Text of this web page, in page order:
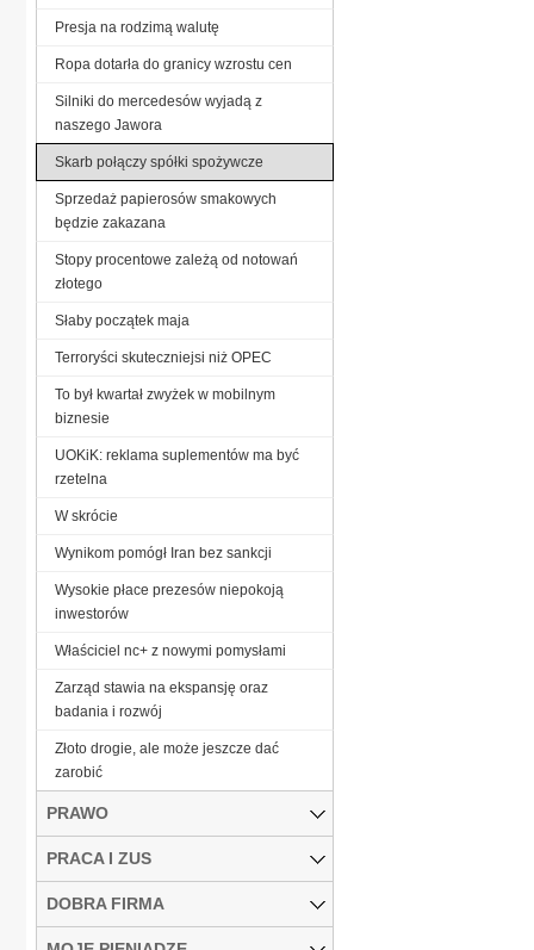
Presja na rodzimą walutę
Ropa dotarła do granicy wzrostu cen
Silniki do mercedesów wyjadą z
naszego Jawora
Skarb połączy spółki spożywcze
Sprzedaż papierosów smakowych
będzie zakazana
Stopy procentowe zależą od notowań
złotego
Słaby początek maja
Terroryści skuteczniejsi niż OPEC
To był kwartał zwyżek w mobilnym
biznesie
UOKiK: reklama suplementów ma być
rzetelna
W skrócie
Wynikom pomógł Iran bez sankcji
Wysokie płace prezesów niepokoją
inwestorów
Właściciel nc+ z nowymi pomysłami
Zarząd stawia na ekspansję oraz
badania i rozwój
Złoto drogie, ale może jeszcze dać
zarobić
PRAWO
PRACA I ZUS
DOBRA FIRMA